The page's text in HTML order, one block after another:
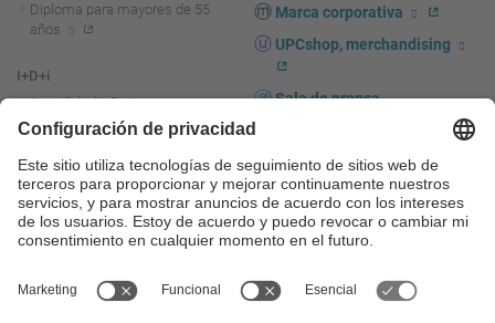
Diploma para mayores de 55
años
I+D+i
Actualidad I+D+I
La investigación en la UPC
Fomento y apoyo a la
investigación
La transferencia, el
emprendimiento y la innovación
en la UPC
transferencia, el emprendimiento
Marca corporativa
UPCshop, merchandising
Sala de prensa